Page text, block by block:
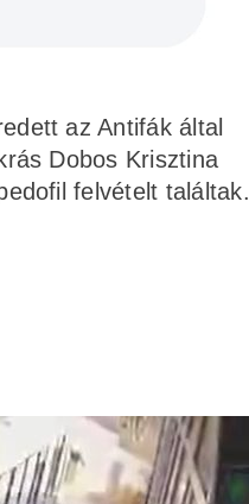
az Antifák által
Dobos Krisztina
felvételt találtak.